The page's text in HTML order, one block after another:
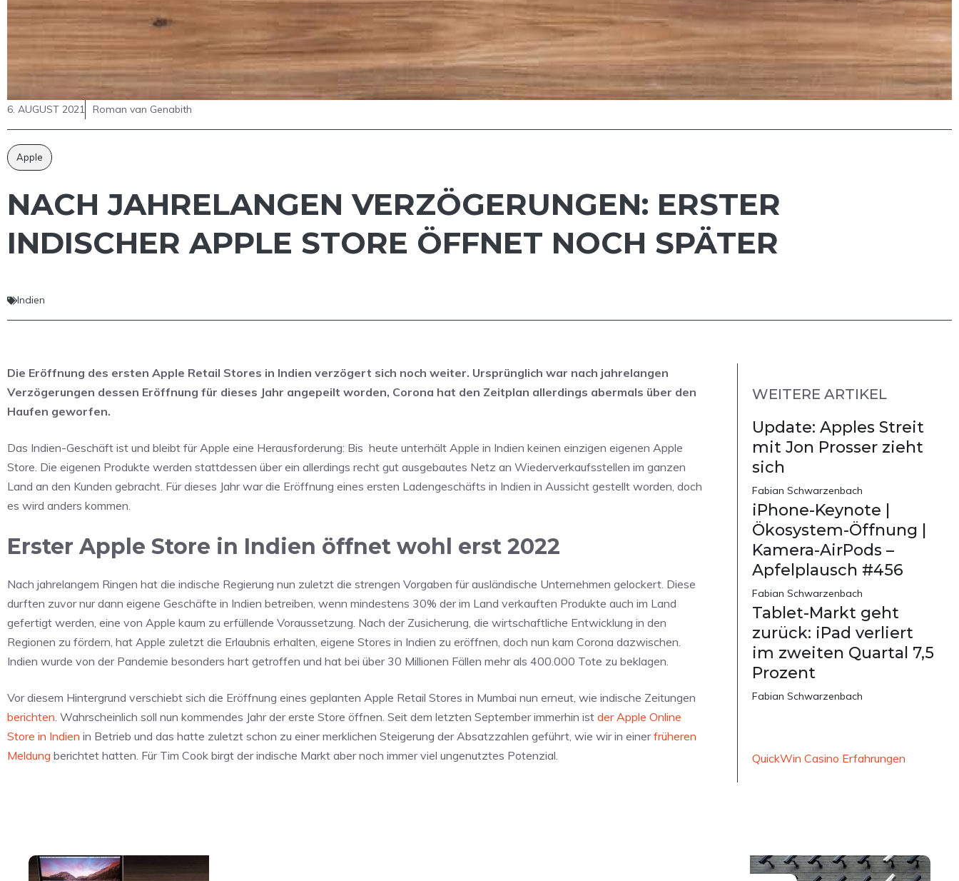
6. AUGUST 2021 Roman van Genabith
Apple
NACH JAHRELANGEN VERZÖGERUNGEN: ERSTER
INDISCHER APPLE STORE ÖFFNET NOCH SPÄTER
Indien
Die Eröffnung des ersten Apple Retail Stores in Indien verzögert sich noch weiter. Ursprünglich war nach jahrelangen
Verzögerungen dessen Eröffnung für dieses Jahr angepeilt worden, Corona hat den Zeitplan allerdings abermals über den
Haufen geworfen.
Das Indien-Geschäft ist und bleibt für Apple eine Herausforderung: Bis heute unterhält Apple in Indien keinen einzigen eigenen Apple
Store. Die eigenen Produkte werden stattdessen über ein allerdings recht gut ausgebautes Netz an Wiederverkaufsstellen im ganzen
Land an den Kunden gebracht. Für dieses Jahr war die Eröffnung eines ersten Ladengeschäfts in Indien in Aussicht gestellt worden, doch
es wird anders kommen.
Erster Apple Store in Indien öffnet wohl erst 2022
Nach jahrelangem Ringen hat die indische Regierung nun zuletzt die strengen Vorgaben für ausländische Unternehmen gelockert. Diese
durften zuvor nur dann eigene Geschäfte in Indien betreiben, wenn mindestens 30% der im Land verkauften Produkte auch im Land
gefertigt werden, eine von Apple kaum zu erfüllende Voraussetzung. Nach der Zusicherung, die wirtschaftliche Entwicklung in den
Regionen zu fördern, hat Apple zuletzt die Erlaubnis erhalten, eigene Stores in Indien zu eröffnen, doch nun kam Corona dazwischen.
Indien wurde von der Pandemie besonders hart getroffen und hat bei über 30 Millionen Fällen mehr als 400.000 Tote zu beklagen.
Vor diesem Hintergrund verschiebt sich die Eröffnung eines geplanten Apple Retail Stores in Mumbai nun erneut, wie indische Zeitungen
berichten. Wahrscheinlich soll nun kommendes Jahr der erste Store öffnen. Seit dem letzten September immerhin ist der Apple Online
Store in Indien in Betrieb und das hatte zuletzt schon zu einer merklichen Steigerung der Absatzzahlen geführt, wie wir in einerfrüheren
Meldung berichtet hatten. Für Tim Cook birgt der indische Markt aber noch immer viel ungenutztes Potenzial.
WEITERE ARTIKEL
Update: Apples Streit
mit Jon Prosser zieht
sich
Fabian Schwarzenbach
iPhone-Keynote |
Ökosystem-Öffnung |
Kamera-AirPods –
Apfelplausch #456
Fabian Schwarzenbach
Tablet-Markt geht
zurück: iPad verliert
im zweiten Quartal 7,5
Prozent
Fabian Schwarzenbach
QuickWin Casino Erfahrungen